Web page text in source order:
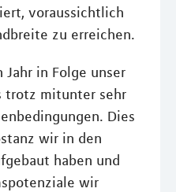
voraussichtlich
zu erreichen.
in Folge unser
trotz mitunter sehr
Dies
wir in den
haben und
wir